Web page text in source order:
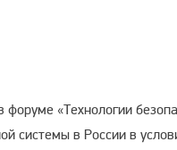
«Технологии
системы в России в